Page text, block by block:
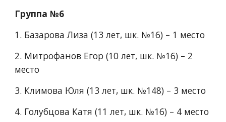
Группа №6
1.​ Базарова Лиза (13 лет, шк. №16) – 1 место
2.​ Митрофанов Егор (10 лет, шк. №16) – 2
место
3.​ Климова Юля (13 лет, шк. №148) – 3 место
4.​ Голубцова Катя (11 лет, шк. №16) – 4 место